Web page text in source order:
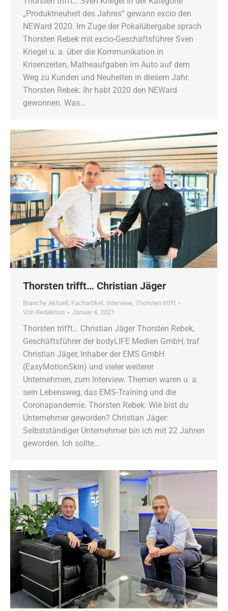
„Produktneuheit des Jahres“ gewann excio den
NEWard 2020. Im Zuge der Pokalübergabe sprach
Thorsten Rebek mit excio-Geschäftsführer Sven
Kriegel u. a. über die Kommunikation in
Krisenzeiten, Matheaufgaben im Auto auf dem
Weg zu Kunden und Neuheiten in diesem Jahr.
Thorsten Rebek: Ihr habt 2020 den NEWard
gewonnen. Was…
Thorsten trifft… Christian Jäger
Branche Aktuell , Fachartikel , Interview, Thorsten trifft
Von Redaktion Januar 4, 2021
Thorsten trifft… Christian Jäger Thorsten Rebek,
Geschäftsführer der bodyLIFE Medien GmbH, traf
Christian Jäger, Inhaber der EMS GmbH
(EasyMotionSkin) und vieler weiterer
Unternehmen, zum Interview. Themen waren u. a.
sein Lebensweg, das EMS-Training und die
Coronapandemie. Thorsten Rebek: Wie bist du
Unternehmer geworden? Christian Jäger:
Selbstständiger Unternehmer bin ich mit 22 Jahren
geworden. Ich sollte…